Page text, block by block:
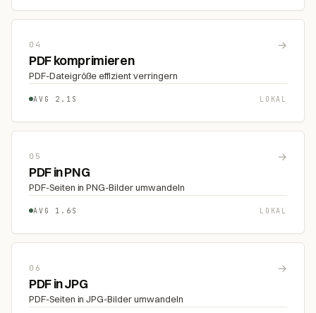
04 →
PDF komprimieren
PDF-Dateigröße effizient verringern
AVG 2.1S LOKAL
05 →
PDF in PNG
PDF-Seiten in PNG-Bilder umwandeln
AVG 1.6S LOKAL
06 →
PDF in JPG
PDF-Seiten in JPG-Bilder umwandeln